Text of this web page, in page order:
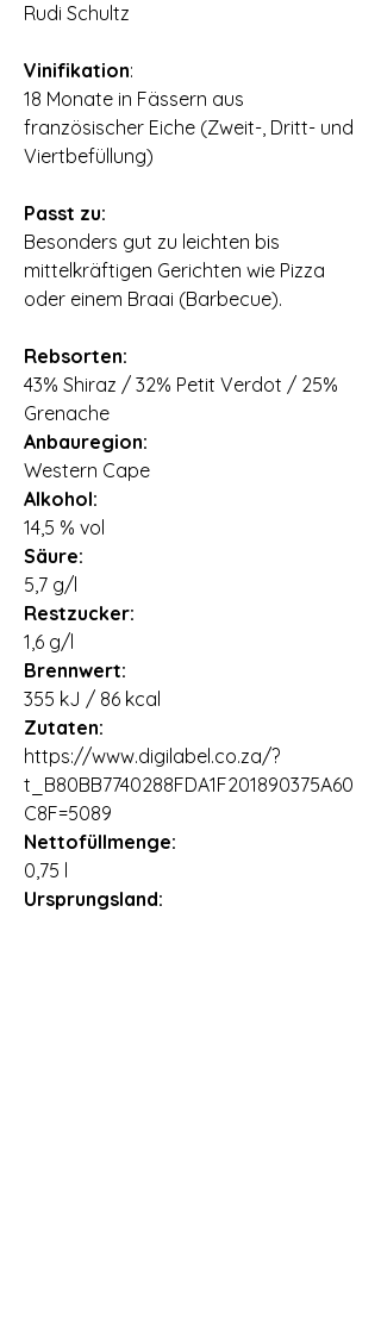
Rudi Schultz
Vinifikation:
18 Monate in Fässern aus
französischer Eiche (Zweit-‚ Dritt- und
Viertbefüllung)
Passt zu:
Besonders gut zu leichten bis
mittelkräftigen Gerichten wie Pizza
oder einem Braai (Barbecue).
Rebsorten:
43% Shiraz / 32% Petit Verdot / 25%
Grenache
Anbauregion:
Western Cape
Alkohol:
14,5 % vol
Säure:
5,7 g/l
Restzucker:
1,6 g/l
Brennwert:
355 kJ / 86 kcal
Zutaten:
https://www.digilabel.co.za/?
t_B80BB7740288FDA1F201890375A60
C8F=5089
Nettofüllmenge:
0,75 l
Ursprungsland: